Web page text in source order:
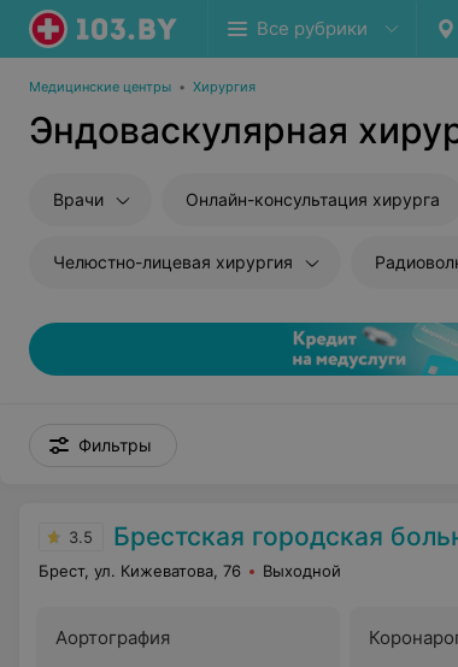
Все рубрики
Медицинские центры • Хирургия
Эндоваскулярная
Врачи Онлайн-консультация хирурга
Челюстно-лицевая хирургия
Фильтры
3.5 Брестская городская
Брест, ул. Кижеватова, 76 Выходной
Аортография